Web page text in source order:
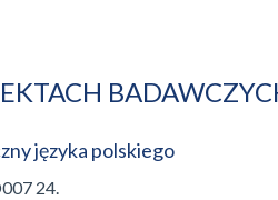
języka polskiego
24.